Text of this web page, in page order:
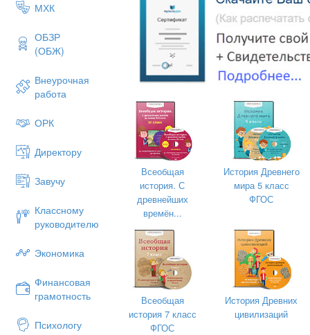
МХК
ОБЗР
(ОБЖ)
Внеурочная
работа
ОРК
Директору
Завучу
Классному
руководителю
Экономика
Финансовая
грамотность
Психологу
Причины Реформации.
Недовольство части населения
Обширные земельные
малоземельных дворян;
Рост грамотности среди
Продажа индульгенций;
Несоответствие образа жизни
Всеобщая
история. С
древнейших
времён...
История Древнего
мира 5 класс
ФГОС
Всеобщая
история 7 класс
ФГОС
История Древних
цивилизаций